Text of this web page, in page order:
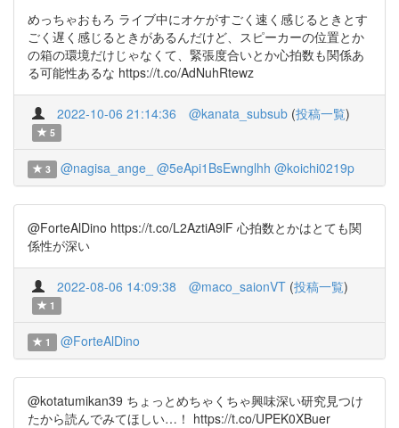
めっちゃおもろ ライブ中にオケがすごく速く感じるときとす
ごく遅く感じるときがあるんだけど、スピーカーの位置とか
の箱の環境だけじゃなくて、緊張度合いとか心拍数も関係あ
る可能性あるな https://t.co/AdNuhRtewz
2022-10-06 21:14:36 @kanata_subsub (投稿一覧)
5
3 @nagisa_ange_ @5eApi1BsEwnglhh @koichi0219p
@ForteAlDino https://t.co/L2AztiA9lF 心拍数とかはとても関
係性が深い
2022-08-06 14:09:38 @maco_saionVT (投稿一覧)
1
1 @ForteAlDino
@kotatumikan39 ちょっとめちゃくちゃ興味深い研究見つけ
たから読んでみてほしい…！ https://t.co/UPEK0XBuer